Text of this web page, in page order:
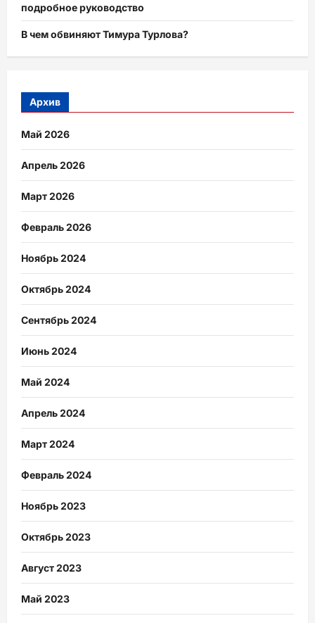
подробное руководство
В чем обвиняют Тимура Турлова?
Архив
Май 2026
Апрель 2026
Март 2026
Февраль 2026
Ноябрь 2024
Октябрь 2024
Сентябрь 2024
Июнь 2024
Май 2024
Апрель 2024
Март 2024
Февраль 2024
Ноябрь 2023
Октябрь 2023
Август 2023
Май 2023